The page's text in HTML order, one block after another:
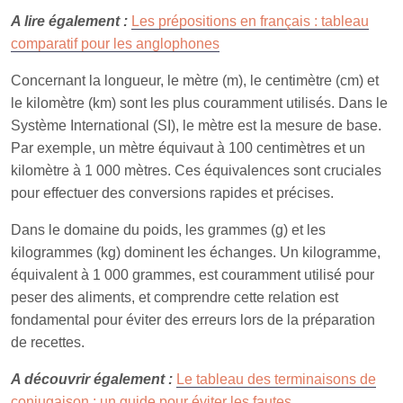
A lire également : Les prépositions en français : tableau
comparatif pour les anglophones
Concernant la longueur, le mètre (m), le centimètre (cm) et
le kilomètre (km) sont les plus couramment utilisés. Dans le
Système International (SI), le mètre est la mesure de base.
Par exemple, un mètre équivaut à 100 centimètres et un
kilomètre à 1 000 mètres. Ces équivalences sont cruciales
pour effectuer des conversions rapides et précises.
Dans le domaine du poids, les grammes (g) et les
kilogrammes (kg) dominent les échanges. Un kilogramme,
équivalent à 1 000 grammes, est couramment utilisé pour
peser des aliments, et comprendre cette relation est
fondamental pour éviter des erreurs lors de la préparation
de recettes.
A découvrir également : Le tableau des terminaisons de